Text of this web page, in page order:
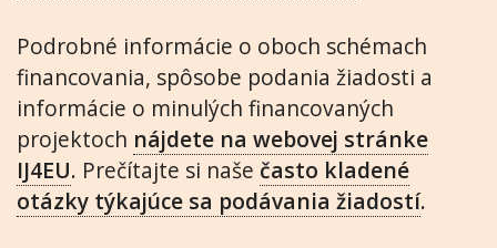
Podrobné informácie o oboch schémach
financovania, spôsobe podania žiadosti a
informácie o minulých financovaných
projektoch nájdete na webovej stránke
IJ4EU. Prečítajte si naše často kladené
otázky týkajúce sa podávania žiadostí.